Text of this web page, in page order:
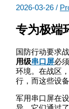
2026-03-26/
专为极端
国防行动要求
用级串口屏必
环境。在战区
行，而这些设
军用串口屏在